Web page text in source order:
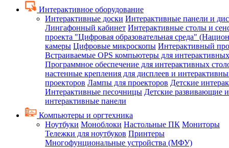
Интерактивное оборудование
Интерактивные доски Интерактивные панели и
Лингафонный кабинет Интерактивные столы и
проекта "Цифровая образовательная среда"
камеры Цифровые микроскопы Интерактивный
Встраиваемые OPS компьютеры для
Программное обеспечение для интерактивных
настенные крепления для дисплеев и
проекторов Лампы для проекторов Детские
Интерактивные песочницы Детские развивающие
интерактивные панели
Компьютеры и оргтехника
Ноутбуки Моноблоки Настольные ПК Мониторы
Тележки для ноутбуков Принтеры
Многофунциональные устройства (МФУ)